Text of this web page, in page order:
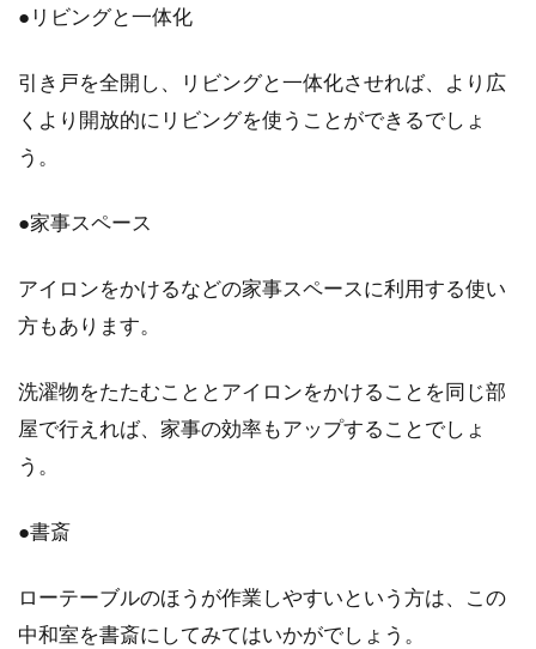
マイホームとして分譲マンションの購入を検討
したことがあ...
家作りは、一生のうちの大きな買い物の代表格
して配管に関する確認があります。その中古マ
ンション...
●リビングと一体化
引き戸を全開し、リビングと一体化させれば、より広
くより開放的にリビングを使うことができるでしょ
う。
●家事スペース
アイロンをかけるなどの家事スペースに利用する使い
方もあります。
洗濯物をたたむこととアイロンをかけることを同じ部
屋で行えれば、家事の効率もアップすることでしょ
う。
●書斎
ローテーブルのほうが作業しやすいという方は、この
中和室を書斎にしてみてはいかがでしょう。